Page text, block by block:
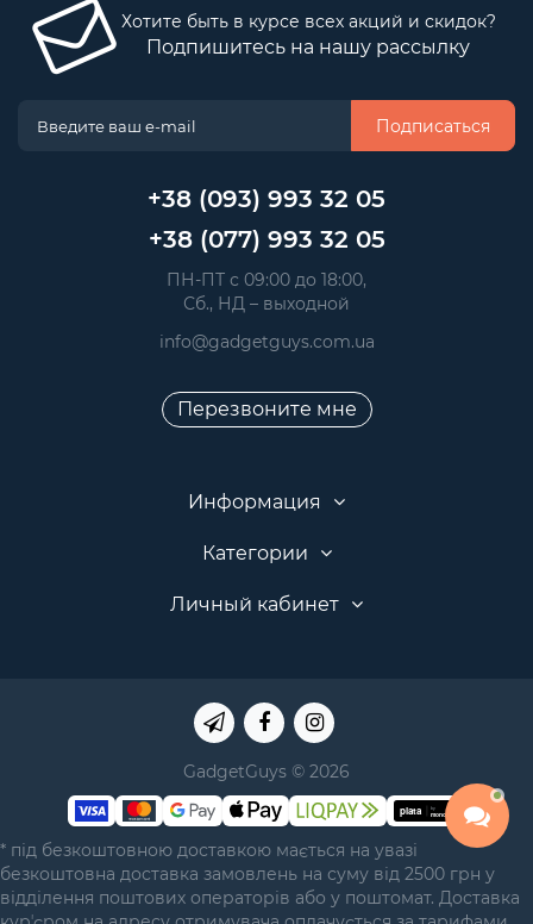
Хотите быть в курсе всех акций и скидок?
Подпишитесь на нашу рассылку
Подписаться
+38 (093) 993 32 05
+38 (077) 993 32 05
ПН-ПТ с 09:00 до 18:00,
Сб., НД – выходной
info@gadgetguys.com.ua
Перезвоните мне
Информация
Категории
Личный кабинет
GadgetGuys © 2026
* під безкоштовною доставкою мається на увазі
безкоштовна доставка замовлень на суму від 2500 грн у
відділення поштових операторів або у поштомат. Доставка